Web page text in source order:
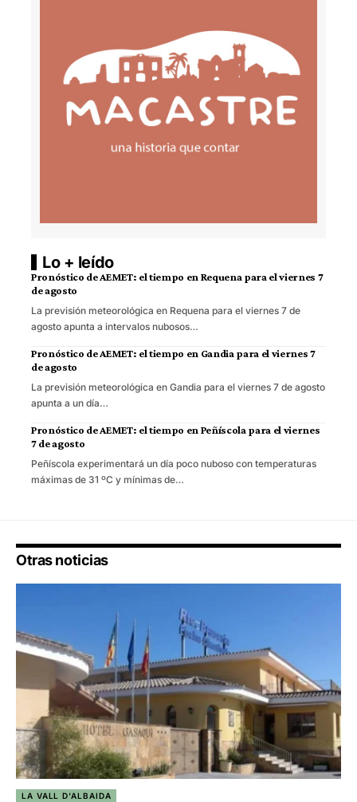
Lo + leído
Pronóstico de AEMET: el tiempo en Requena para el viernes 7
de agosto
La previsión meteorológica en Requena para el viernes 7 de
agosto apunta a intervalos nubosos…
Pronóstico de AEMET: el tiempo en Gandia para el viernes 7
de agosto
La previsión meteorológica en Gandia para el viernes 7 de agosto
apunta a un día…
Pronóstico de AEMET: el tiempo en Peñíscola para el viernes
7 de agosto
Peñíscola experimentará un día poco nuboso con temperaturas
máximas de 31 ºC y mínimas de…
Otras noticias
LA VALL D'ALBAIDA